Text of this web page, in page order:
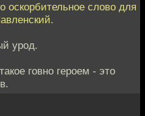
оскорбительное слово для
урод.
говно героем - это